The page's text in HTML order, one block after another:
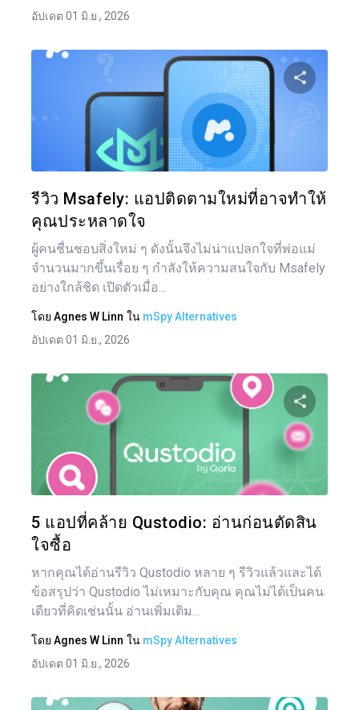
อัปเดต 01 มิ.ย., 2026
รีวิว Msafely: แอปติดตามใหม่ที่อาจทำให้
คุณประหลาดใจ
ผู้คนชื่นชอบสิ่งใหม่ ๆ ดังนั้นจึงไม่น่าแปลกใจที่พ่อแม่
จำนวนมากขึ้นเรื่อย ๆ กำลังให้ความสนใจกับ Msafely
อย่างใกล้ชิด เปิดตัวเมื่อ...
โดย Agnes W Linn ใน mSpy Alternatives
อัปเดต 01 มิ.ย., 2026
แบ่งปั
5 แอปที่คล้าย Qustodio: อ่านก่อนตัดสิน
ใจซื้อ
หากคุณได้อ่านรีวิว Qustodio หลาย ๆ รีวิวแล้วและได้
ข้อสรุปว่า Qustodio ไม่เหมาะกับคุณ คุณไม่ได้เป็นคน
เดียวที่คิดเช่นนั้น อ่านเพิ่มเติม...
โดย Agnes W Linn ใน mSpy Alternatives
อัปเดต 01 มิ.ย., 2026